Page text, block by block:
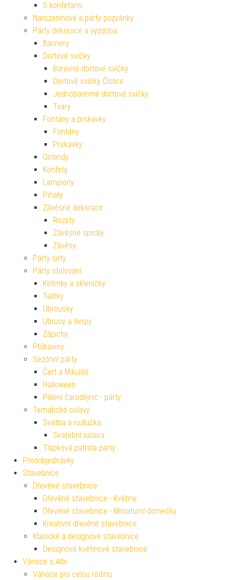
S konfetami
Narozeninové a párty pozvánky
Párty dekorace a výzdoba
Bannery
Dortové svíčky
Barevné dortové svíčky
Dortové svíčky Číslice
Jednobarevné dortové svíčky
Tvary
Fontány a prskavky
Fontány
Prskavky
Girlandy
Konfety
Lampiony
Piňaty
Závěsné dekorace
Rozety
Závěsné spirály
Závěsy
Párty sety
Párty stolování
Kelímky a skleničky
Talířky
Ubrousky
Ubrusy a šerpy
Zápichy
Ptákoviny
Sezónní párty
Čert a Mikuláš
Halloween
Pálení čarodějnic - párty
Tematické oslavy
Svatba a rozlučka
Svatební oslava
Tlapková patrola párty
Předobjednávky
Stavebnice
Dřevěné stavebnice
Dřevěné stavebnice - Květiny
Dřevěné stavebnice - Miniaturní domečky
Kreativní dřevěné stavebnice
Klasické a designové stavebnice
Designové květinové stavebnice
Vánoce s Albi
Vánoce pro celou rodinu